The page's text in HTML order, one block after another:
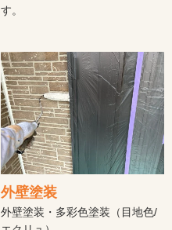
す。
外壁塗装
外壁塗装・多彩色塗装（目地色/